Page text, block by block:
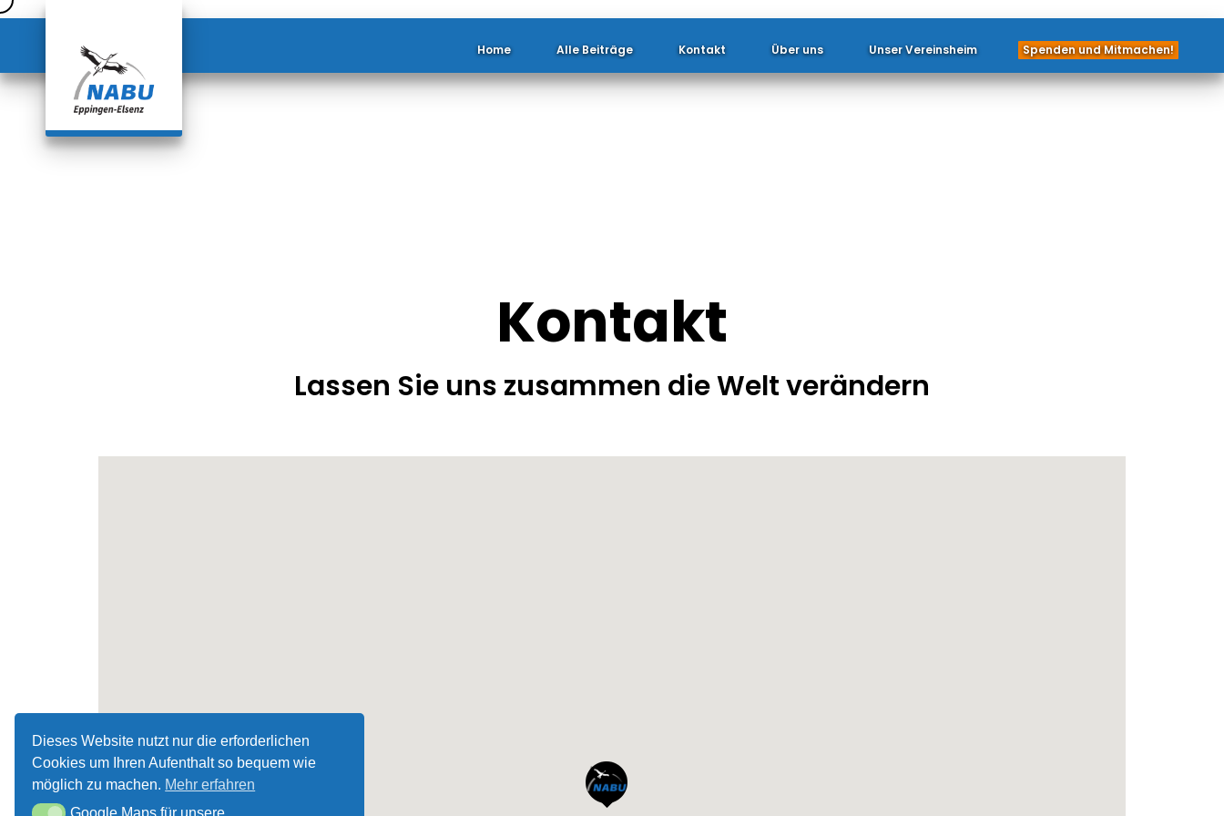
Home Alle Beiträge Kontakt Über uns Unser Vereinsheim Spenden und Mitmachen!
Lassen Sie uns zusammen die Welt verändern
Kontakt
Dieses Website nutzt nur die erforderlichen
Cookies um Ihren Aufenthalt so bequem wie
möglich zu machen. Mehr erfahren
Google Maps für unsere